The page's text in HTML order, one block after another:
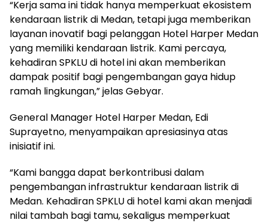
“Kerja sama ini tidak hanya memperkuat ekosistem
kendaraan listrik di Medan, tetapi juga memberikan
layanan inovatif bagi pelanggan Hotel Harper Medan
yang memiliki kendaraan listrik. Kami percaya,
kehadiran SPKLU di hotel ini akan memberikan
dampak positif bagi pengembangan gaya hidup
ramah lingkungan,” jelas Gebyar.
General Manager Hotel Harper Medan, Edi
Suprayetno, menyampaikan apresiasinya atas
inisiatif ini.
“Kami bangga dapat berkontribusi dalam
pengembangan infrastruktur kendaraan listrik di
Medan. Kehadiran SPKLU di hotel kami akan menjadi
nilai tambah bagi tamu, sekaligus memperkuat